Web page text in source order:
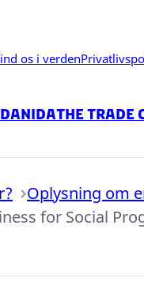
os i verden
DanidaThe Trade
Oplysning om
for Social